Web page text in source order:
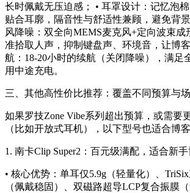
长时佩戴无压迫感； • 耳罩设计：记忆泡
贴合耳廓，隔音性与舒适性兼顾，避免背
风降噪：双全向MEMS麦克风+定向波束成
准拾取人声，抑制键盘声、环境音，让博
航：18-20小时的续航（关闭降噪），满足
用中途充电。
三、其他高性价比推荐：覆盖不同预算与
如果罗技Zone Vibe系列超出预算，或需要
（比如开放式耳机），以下型号也适合博客
1. 南卡Clip Super2：百元级满配，适合新
• 核心优势：单耳仅5.9g（轻量化）、
（佩戴稳固）、双磁路超导LCP复合振膜